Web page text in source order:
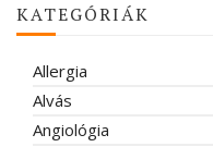
KATEGÓRIÁK
Allergia
Alvás
Angiológia